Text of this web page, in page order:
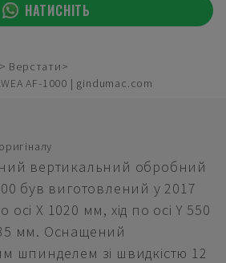
НАТИСНІТЬ
Верстати
AF-1000 | gindumac.com
вертикальний обробний
був виготовлений у 2017
осі X 1020 мм, хід по осі Y 550
мм. Оснащений
шпинделем зі швидкістю 12